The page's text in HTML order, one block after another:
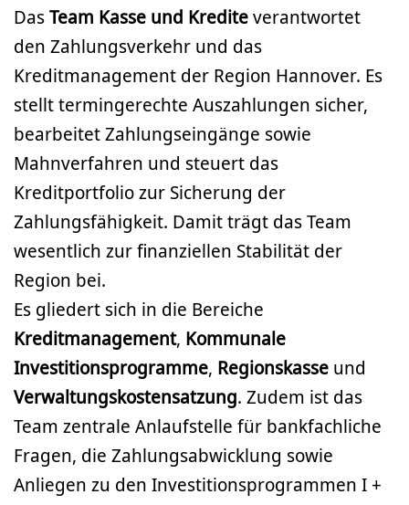
DasTeam Kasse und Krediteverantwortet
den Zahlungsverkehr und das
Kreditmanagement der Region Hannover. Es
stellt termingerechte Auszahlungen sicher,
bearbeitet Zahlungseingänge sowie
Mahnverfahren und steuert das
Kreditportfolio zur Sicherung der
Zahlungsfähigkeit. Damit trägt das Team
wesentlich zur finanziellen Stabilität der
Region bei.
Es gliedert sich in die Bereiche
Kreditmanagement, Kommunale
Investitionsprogramme, Regionskasse und
Verwaltungskostensatzung. Zudem ist das
Team zentrale Anlaufstelle für bankfachliche
Fragen, die Zahlungsabwicklung sowie
Anliegen zu den Investitionsprogrammen I +